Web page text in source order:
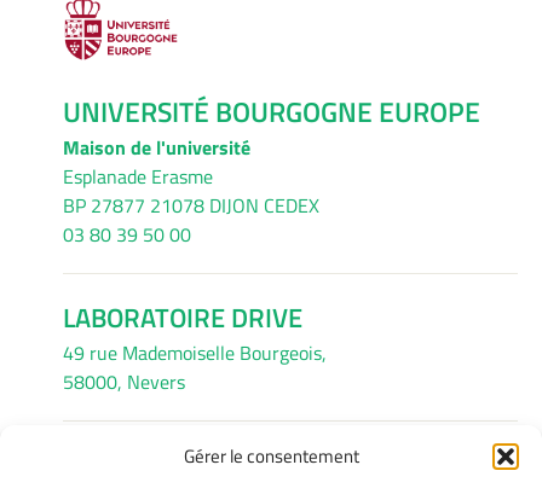
Gérer le consentement
UNIVERSITÉ BOURGOGNE EUROPE
Maison de l'université
Esplanade Erasme
BP 27877 21078 DIJON CEDEX
03 80 39 50 00
LABORATOIRE DRIVE
49 rue Mademoiselle Bourgeois,
58000, Nevers